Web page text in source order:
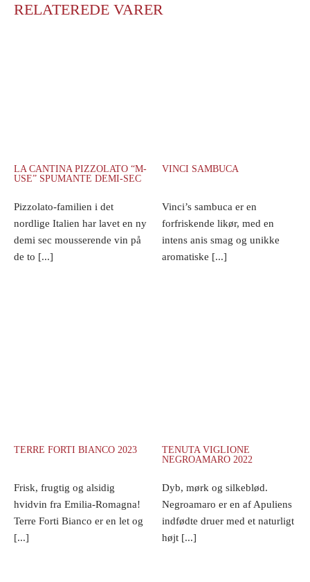
RELATEREDE VARER
LA CANTINA PIZZOLATO “M-
USE” SPUMANTE DEMI-SEC
Pizzolato-familien i det
nordlige Italien har lavet en ny
demi sec mousserende vin på
de to [...]
VINCI SAMBUCA
Vinci’s sambuca er en
forfriskende likør, med en
intens anis smag og unikke
aromatiske [...]
TERRE FORTI BIANCO 2023
Frisk, frugtig og alsidig
hvidvin fra Emilia-Romagna!
Terre Forti Bianco er en let og
[...]
TENUTA VIGLIONE
NEGROAMARO 2022
Dyb, mørk og silkeblød.
Negroamaro er en af Apuliens
indfødte druer med et naturligt
højt [...]